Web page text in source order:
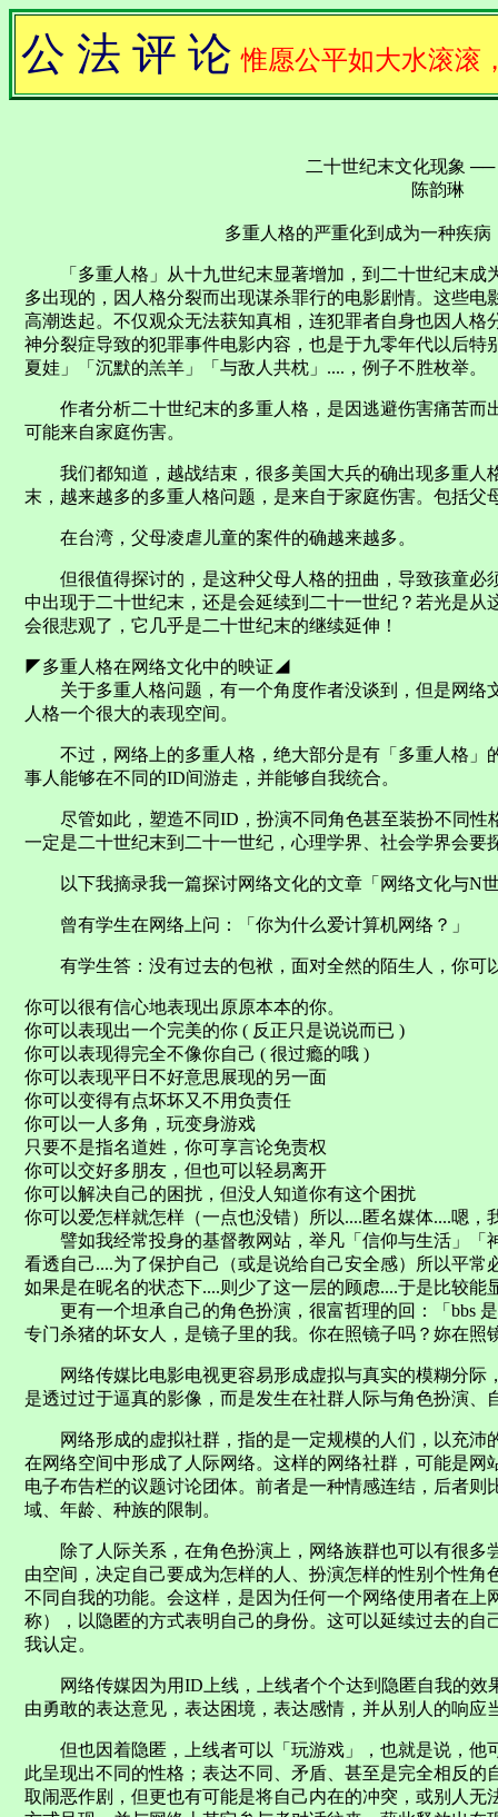
公 法 评 论 惟愿公平如大水滚滚
二十世纪末文化现象 ──
陈韵琳
多重人格的严重化到成为一种疾病
「多重人格」从十九世纪末显著增加，到二十世纪末成
多出现的，因人格分裂而出现谋杀罪行的电影剧情。这些
高潮迭起。不仅观众无法获知真相，连犯罪者自身也因人
神分裂症导致的犯罪事件电影内容，也是于九零年代以后
夏娃」「沉默的羔羊」「与敌人共枕」....，例子不胜枚举。
作者分析二十世纪末的多重人格，是因逃避伤害痛苦而
可能来自家庭伤害。
我们都知道，越战结束，很多美国大兵的确出现多重人
末，越来越多的多重人格问题，是来自于家庭伤害。包括父
在台湾，父母凌虐儿童的案件的确越来越多。
但很值得探讨的，是这种父母人格的扭曲，导致孩童必
中出现于二十世纪末，还是会延续到二十一世纪？若光是
会很悲观了，它几乎是二十世纪末的继续延伸！
◤多重人格在网络文化中的映证◢
关于多重人格问题，有一个角度作者没谈到，但是网络
人格一个很大的表现空间。
不过，网络上的多重人格，绝大部分是有「多重人格」
事人能够在不同的ID间游走，并能够自我统合。
尽管如此，塑造不同ID，扮演不同角色甚至装扮不同性
一定是二十世纪末到二十一世纪，心理学界、社会学界会要
以下我摘录我一篇探讨网络文化的文章「网络文化与N
曾有学生在网络上问：「你为什么爱计算机网络？」
有学生答：没有过去的包袱，面对全然的陌生人，你可
你可以很有信心地表现出原原本本的你。
你可以表现出一个完美的你 ( 反正只是说说而已 )
你可以表现得完全不像你自己 ( 很过瘾的哦 )
你可以表现平日不好意思展现的另一面
你可以变得有点坏坏又不用负责任
你可以一人多角，玩变身游戏
只要不是指名道姓，你可享言论免责权
你可以交好多朋友，但也可以轻易离开
你可以解决自己的困扰，但没人知道你有这个困扰
你可以爱怎样就怎样（一点也没错）所以....匿名媒体....嗯，
譬如我经常投身的基督教网站，举凡「信仰与生活」「
看透自己....为了保护自己（或是说给自己安全感）所以平
如果是在昵名的状态下....则少了这一层的顾虑....于是比较能
更有一个坦承自己的角色扮演，很富哲理的回：「bbs
专门杀猪的坏女人，是镜子里的我。你在照镜子吗？妳在照
网络传媒比电影电视更容易形成虚拟与真实的模糊分际
是透过过于逼真的影像，而是发生在社群人际与角色扮演、
网络形成的虚拟社群，指的是一定规模的人们，以充沛
在网络空间中形成了人际网络。这样的网络社群，可能是
电子布告栏的议题讨论团体。前者是一种情感连结，后者
域、年龄、种族的限制。
除了人际关系，在角色扮演上，网络族群也可以有很多
由空间，决定自己要成为怎样的人、扮演怎样的性别个性
不同自我的功能。会这样，是因为任何一个网络使用者在
称），以隐匿的方式表明自己的身份。这可以延续过去的
我认定。
网络传媒因为用ID上线，上线者个个达到隐匿自我的效
由勇敢的表达意见，表达困境，表达感情，并从别人的响应
但也因着隐匿，上线者可以「玩游戏」，也就是说，他
此呈现出不同的性格；表达不同、矛盾、甚至是完全相反
取闹恶作剧，但更也有可能是将自己内在的冲突，或别人